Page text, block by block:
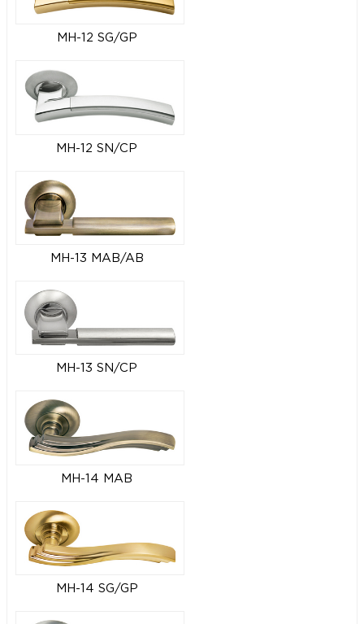
MH-12 SG/GP
MH-12 SN/CP
MH-13 MAB/AB
MH-13 SN/CP
MH-14 MAB
MH-14 SG/GP